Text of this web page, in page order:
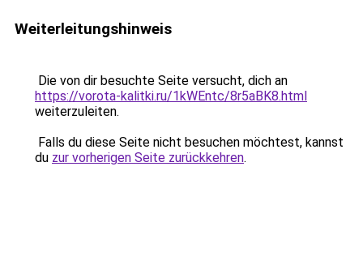
Weiterleitungshinweis
Die von dir besuchte Seite versucht, dich an
https://vorota-kalitki.ru/1kWEntc/8r5aBK8.html
weiterzuleiten.
Falls du diese Seite nicht besuchen möchtest, kannst
du zur vorherigen Seite zurückkehren.